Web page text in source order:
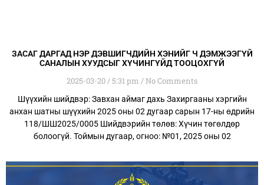
ЗАСАГ ДАРГАД НЭР ДЭВШИГЧДИЙН ХЭНИЙГ Ч ДЭМЖЭЭГҮЙ
САНАЛЫН ХУУДСЫГ ХҮЧИНГҮЙД ТООЦОХГҮЙ
2025-03-20 5:31 pm No Comments
Шүүхийн шийдвэр: Завхан аймаг дахь Захиргааны хэргийн
анхан шатны шүүхийн 2025 оны 02 дугаар сарын 17-ны өдрийн
118/ШШ2025/0005 Шийдвэрийн төлөв: Хүчин төгөлдөр
болоогүй. Тоймын дугаар, огноо: №01, 2025 оны 02